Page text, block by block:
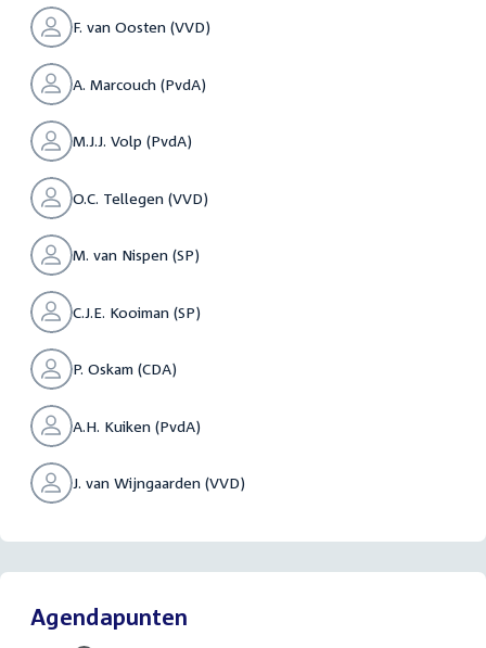
F. van Oosten (VVD)
A. Marcouch (PvdA)
M.J.J. Volp (PvdA)
O.C. Tellegen (VVD)
M. van Nispen (SP)
C.J.E. Kooiman (SP)
P. Oskam (CDA)
A.H. Kuiken (PvdA)
J. van Wijngaarden (VVD)
Agendapunten